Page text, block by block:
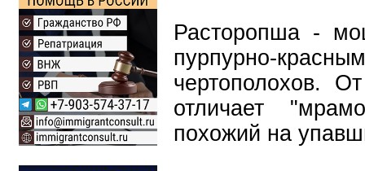
Расторопша -
пурпурно-
чертополохов.
отличает
похожий на